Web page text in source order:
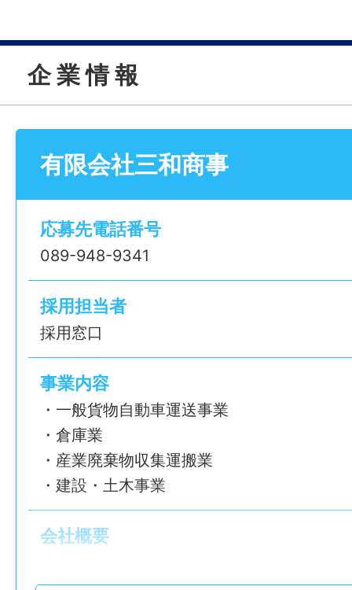
就業時間
【月平均所定労働時間：173時間】
休憩時間
60分
会社カレンダーによる週5日
週休二日制（隔週土曜、日曜）、GW・年
※6ヶ月経過後の年次有給休暇日数：10日
諸手当
昇給あり
通勤手当あり(交通費（一部支給）)
資格取得補助あり
その他手当あり(車両管理手当：10,000円/
年収約360万
②大型ドライバー
経験：12年
年齢：36歳
年収約460万
賞与
年2回
年間休日
120日
雇用形態
正社員
経験
不問
す。仕事を頑張った人にも追加ポイント！
仕事内容変更の可能性：なし
就業場所
〒791-0212 愛媛県東温市田窪1906-1〈東
給与
給与モデル
〈給与の内訳〉
基本給：197,220円〜
固定残業代：74,150円※49時間分
※別途手当支給（通勤手当・無事故手当な
〈年収モデル〉
企 業 情 報
有限会社三和商事
応募先電話番号
089-948-9341
採用担当者
採用窓口
事業内容
・一般貨物自動車運送事業
・倉庫業
・産業廃棄物収集運搬業
・建設・土木事業
会社概要